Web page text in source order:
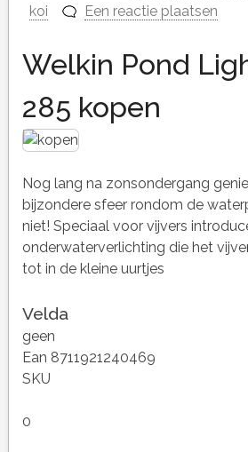
koi
Een reactie plaatsen
Welkin Pond
285 kopen
Nog lang na zonsondergang
bijzondere sfeer rondom de
niet! Speciaal voor vijvers
onderwaterverlichting die het
tot in de kleine uurtjes
Velda
geen
Ean 8711921240469
SKU
0